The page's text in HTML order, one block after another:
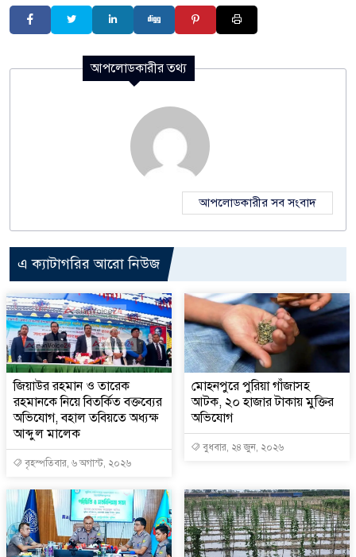
আপলোডকারীর তথ্য
আপলোডকারীর সব সংবাদ
এ ক্যাটাগরির আরো নিউজ
জিয়াউর রহমান ও তারেক
রহমানকে নিয়ে বিতর্কিত বক্তব্যের
অভিযোগ, বহাল তবিয়তে অধ্যক্ষ
আব্দুল মালেক
বৃহস্পতিবার, ৬ অগাস্ট, ২০২৬
মোহনপুরে পুরিয়া গাঁজাসহ
আটক, ২০ হাজার টাকায় মুক্তির
অভিযোগ
বুধবার, ২৪ জুন, ২০২৬